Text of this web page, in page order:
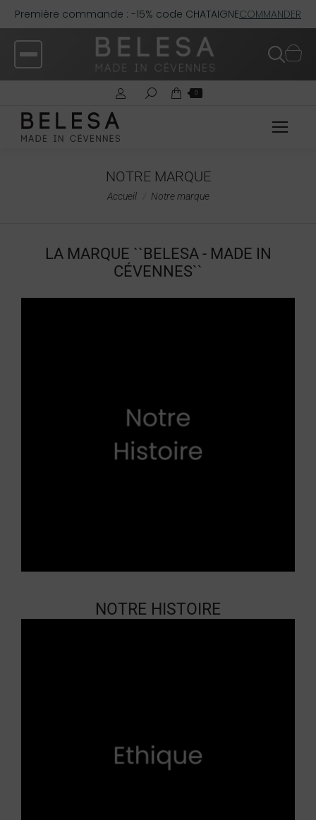
Première commande : -15% code CHATAIGNECOMMANDER
0
NOTRE MARQUE
Vous êtes ici :
Accueil Notre marque
LA MARQUE ``BELESA - MADE IN
CÉVENNES``
NOTRE HISTOIRE